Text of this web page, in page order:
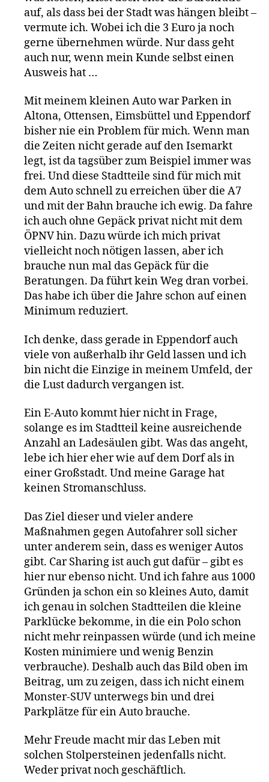
auf, als dass bei der Stadt was hängen bleibt –
vermute ich. Wobei ich die 3 Euro ja noch
gerne übernehmen würde. Nur dass geht
auch nur, wenn mein Kunde selbst einen
Ausweis hat …
Mit meinem kleinen Auto war Parken in
Altona, Ottensen, Eimsbüttel und Eppendorf
bisher nie ein Problem für mich. Wenn man
die Zeiten nicht gerade auf den Isemarkt
legt, ist da tagsüber zum Beispiel immer was
frei. Und diese Stadtteile sind für mich mit
dem Auto schnell zu erreichen über die A7
und mit der Bahn brauche ich ewig. Da fahre
ich auch ohne Gepäck privat nicht mit dem
ÖPNV hin. Dazu würde ich mich privat
vielleicht noch nötigen lassen, aber ich
brauche nun mal das Gepäck für die
Beratungen. Da führt kein Weg dran vorbei.
Das habe ich über die Jahre schon auf einen
Minimum reduziert.
Ich denke, dass gerade in Eppendorf auch
viele von außerhalb ihr Geld lassen und ich
bin nicht die Einzige in meinem Umfeld, der
die Lust dadurch vergangen ist.
Ein E-Auto kommt hier nicht in Frage,
solange es im Stadtteil keine ausreichende
Anzahl an Ladesäulen gibt. Was das angeht,
lebe ich hier eher wie auf dem Dorf als in
einer Großstadt. Und meine Garage hat
keinen Stromanschluss.
Das Ziel dieser und vieler andere
Maßnahmen gegen Autofahrer soll sicher
unter anderem sein, dass es weniger Autos
gibt. Car Sharing ist auch gut dafür – gibt es
hier nur ebenso nicht. Und ich fahre aus 1000
Gründen ja schon ein so kleines Auto, damit
ich genau in solchen Stadtteilen die kleine
Parklücke bekomme, in die ein Polo schon
nicht mehr reinpassen würde (und ich meine
Kosten minimiere und wenig Benzin
verbrauche). Deshalb auch das Bild oben im
Beitrag, um zu zeigen, dass ich nicht einem
Monster-SUV unterwegs bin und drei
Parkplätze für ein Auto brauche.
Mehr Freude macht mir das Leben mit
solchen Stolpersteinen jedenfalls nicht.
Weder privat noch geschäftlich.